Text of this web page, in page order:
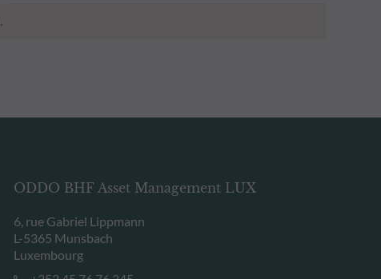
ODDO BHF Asset Management LUX
6, rue Gabriel Lippmann
L-5365 Munsbach
Luxembourg